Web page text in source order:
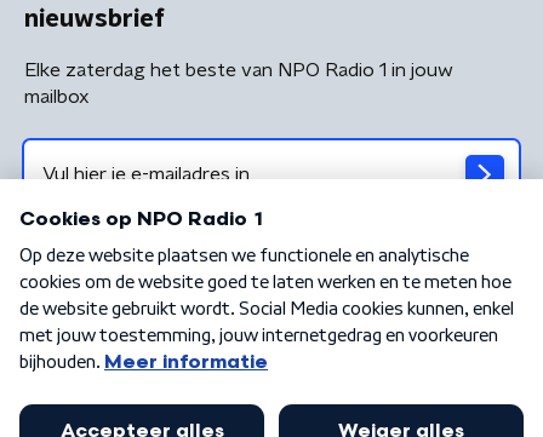
nieuwsbrief
Elke zaterdag het beste van NPO Radio 1 in jouw
mailbox
Algemene voorwaarden Privacybeleid